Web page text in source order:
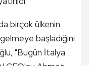
birçok ülkenin
başladığını
"Bugün İtalya